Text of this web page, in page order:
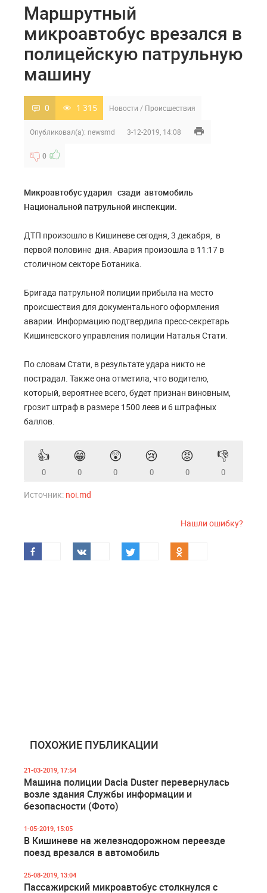
Маршрутный
микроавтобус врезался в
полицейскую патрульную
машину
0 1 315 Новости / Происшествия
Опубликовал(а): newsmd 3-12-2019, 14:08
0
Микроавтобус ударил сзади автомобиль
Национальной патрульной инспекции.
ДТП произошло в Кишиневе сегодня, 3 декабря, в
первой половине дня. Авария произошла в 11:17 в
столичном секторе Ботаника.
Бригада патрульной полиции прибыла на место
происшествия для документального оформления
аварии. Информацию подтвердила пресс-секретарь
Кишиневского управления полиции Наталья Стати.
По словам Стати, в результате удара никто не
пострадал. Также она отметила, что водителю,
который, вероятнее всего, будет признан виновным,
грозит штраф в размере 1500 леев и 6 штрафных
баллов.
👍
0
😁
0
😲
0
😢
0
😡
0
👎
0
Источник: noi.md
Нашли ошибку?
ПОХОЖИЕ ПУБЛИКАЦИИ
21-03-2019, 17:54
Машина полиции Dacia Duster перевернулась
возле здания Службы информации и
безопасности (Фото)
1-05-2019, 15:05
В Кишиневе на железнодорожном переезде
поезд врезался в автомобиль
25-08-2019, 13:04
Пассажирский микроавтобус столкнулся с